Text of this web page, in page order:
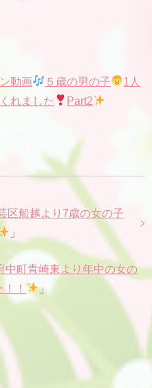
動画 ５歳の男の子
1人
れました
Part2
区船越より7歳の女の子
」
中町青崎東より年中の女の
！ 」